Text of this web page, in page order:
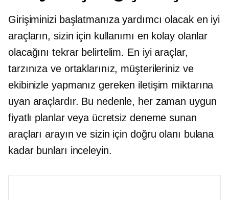
Girişiminizi başlatmanıza yardımcı olacak en iyi
araçların, sizin için kullanımı en kolay olanlar
olacağını tekrar belirtelim. En iyi araçlar,
tarzınıza ve ortaklarınız, müşterileriniz ve
ekibinizle yapmanız gereken iletişim miktarına
uyan araçlardır. Bu nedenle, her zaman uygun
fiyatlı planlar veya ücretsiz deneme sunan
araçları arayın ve sizin için doğru olanı bulana
kadar bunları inceleyin.